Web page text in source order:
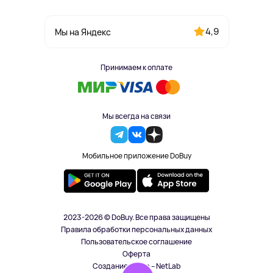
Мы на Яндекс 4,9
Принимаем к оплате
Мы всегда на связи
Мобильное приложение DoBuy
2023-2026 © DoBuy. Все права защищены
Правила обработки персональных данных
Пользовательское соглашение
Оферта
Создание сайта – NetLab